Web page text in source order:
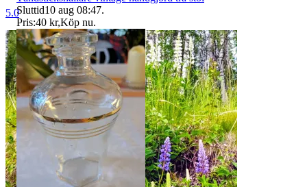
5.0Sluttid10 aug 08:47.
Pris:40 kr,Köp nu.